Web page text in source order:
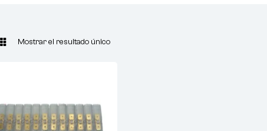
Mostrar el resultado único